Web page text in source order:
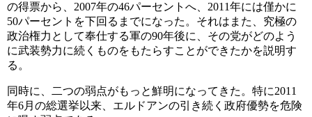
の得票から、2007年の46パーセントへ、2011年には僅かに
50パーセントを下回るまでになった。それはまた、究極の
政治権力として奉仕する軍の90年後に、その党がどのよう
に武装勢力に続くものをもたらすことができたかを説明す
る。
同時に、二つの弱点がもっと鮮明になってきた。特に2011
年6月の総選挙以来、エルドアンの引き続く政府優勢を危険